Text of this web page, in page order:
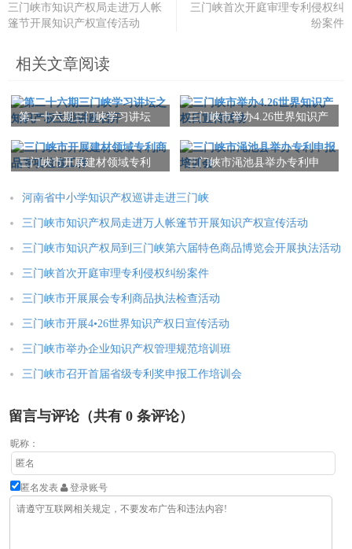
三门峡市知识产权局走进万人帐
篷节开展知识产权宣传活动
三门峡首次开庭审理专利侵权纠
纷案件
相关文章阅读
第二十六期三门峡学习讲坛
三门峡市举办4.26世界知识产
三门峡市开展建材领域专利
三门峡市渑池县举办专利申
河南省中小学知识产权巡讲走进三门峡
三门峡市知识产权局走进万人帐篷节开展知识产权宣传活动
三门峡市知识产权局到三门峡第六届特色商品博览会开展执法活动
三门峡首次开庭审理专利侵权纠纷案件
三门峡市开展展会专利商品执法检查活动
三门峡市开展4•26世界知识产权日宣传活动
三门峡市举办企业知识产权管理规范培训班
三门峡市召开首届省级专利奖申报工作培训会
留言与评论（共有 0 条评论）
昵称：
匿名发表 登录账号